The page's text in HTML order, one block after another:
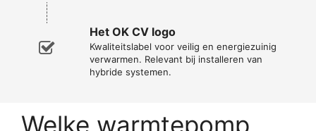
Het OK CV logo
Kwaliteitslabel voor veilig en energiezuinig
verwarmen. Relevant bij installeren van
hybride systemen.
Welke warmtepomp